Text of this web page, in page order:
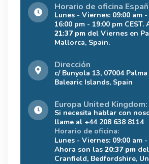
Horario de oficina
Lunes - Viernes: 09:00 am -
16:00 pm - 19:00 pm
21:37 pm del Viernes en
Mallorca, Spain.
Dirección
c/ Bunyola 13, 07004
Balearic Islands, Spain
Europa United Kingdom:
Si necesita hablar con
llame al +44 208 638 8114
Horario de oficina:
Lunes - Viernes: 09:00 am -
Ahora son las 20:37 pm
Cranfield, Bedfordshire,